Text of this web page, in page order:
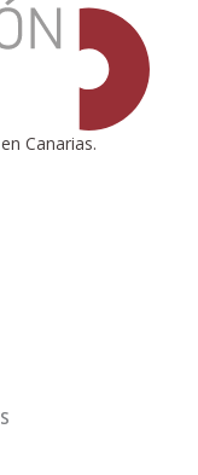
Canarias.